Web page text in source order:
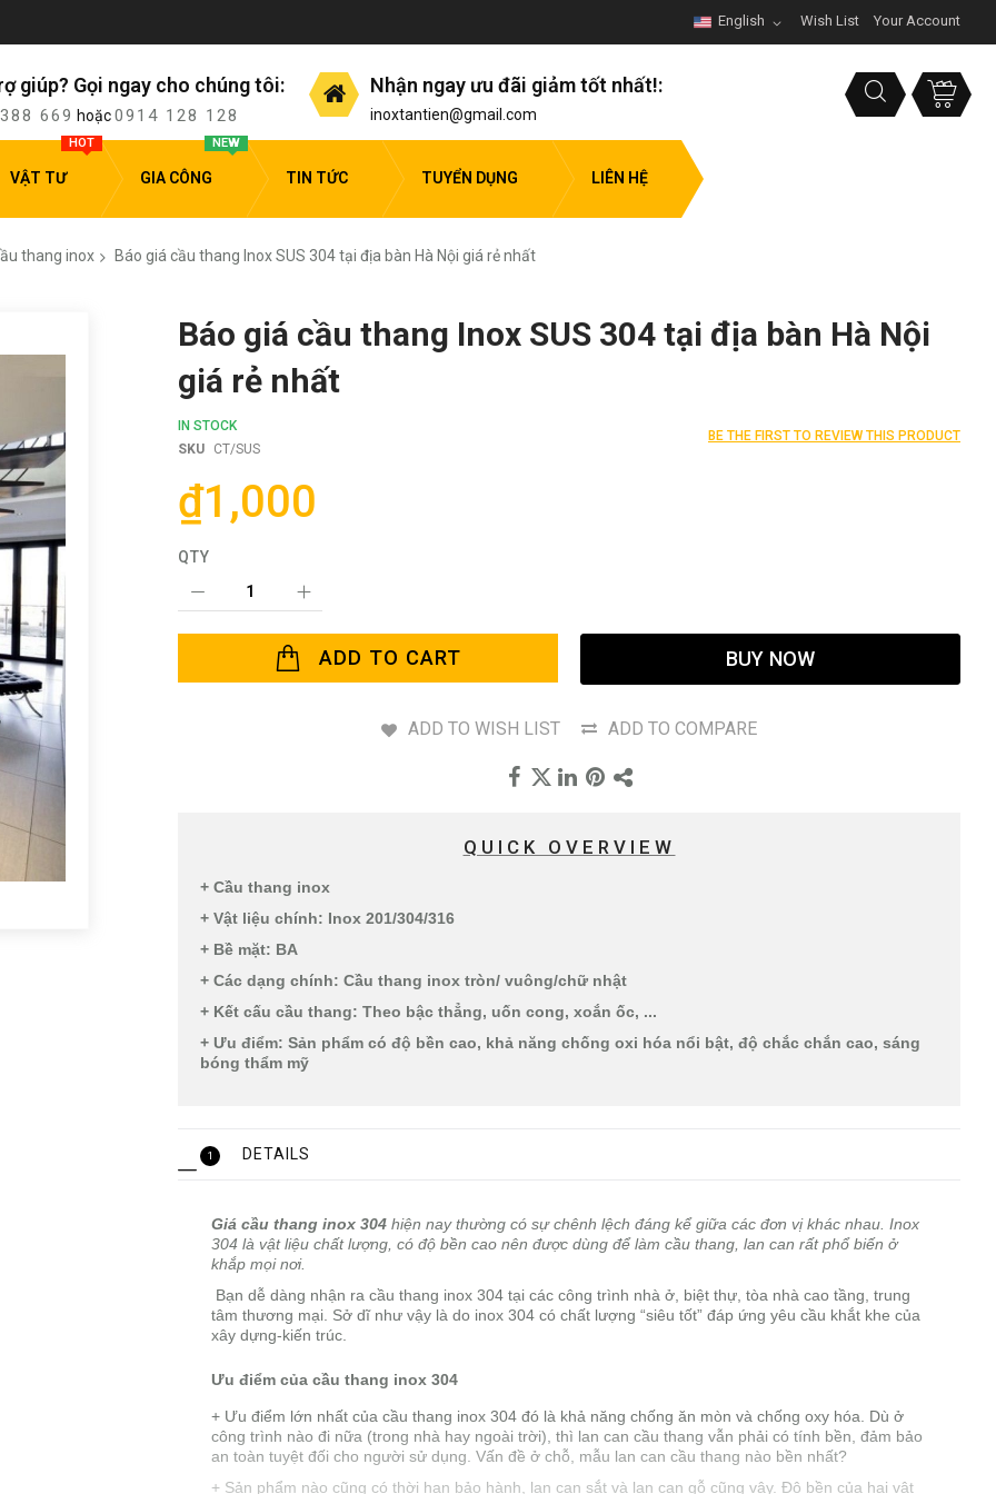
Wish List Your Account
English
giúp? Gọi ngay cho chúng tôi:
669 hoặc0914 128 128
Nhận ngay ưu đãi giảm tốt nhất!:
inoxtantien@gmail.com
VẬT TƯ
HOT
GIA CÔNG
NEW
TIN TỨC TUYỂN DỤNG LIÊN HỆ
thang inox Báo giá cầu thang Inox SUS 304 tại địa bàn Hà Nội giá rẻ nhất
Báo giá cầu thang Inox SUS 304 tại địa bàn Hà Nội
giá rẻ nhất
IN STOCK
SKU
CT/SUS
BE THE FIRST TO REVIEW THIS PRODUCT
₫1,000
QTY
ADD TO CART BUY NOW
ADD TO WISH LIST ADD TO COMPARE
QUICK OVERVIEW
+ Cầu thang inox
+ Vật liệu chính: Inox 201/304/316
+ Bề mặt: BA
+ Các dạng chính: Cầu thang inox tròn/ vuông/chữ nhật
+ Kết cấu cầu thang: Theo bậc thẳng, uốn cong, xoắn ốc, ...
+ Ưu điểm: Sản phẩm có độ bền cao, khả năng chống oxi hóa nổi bật, độ chắc chắn cao, sáng
bóng thẩm mỹ
1 DETAILS
Giá cầu thang inox 304 hiện nay thường có sự chênh lệch đáng kể giữa các đơn vị khác nhau. Inox
304 là vật liệu chất lượng, có độ bền cao nên được dùng để làm cầu thang, lan can rất phổ biến ở
khắp mọi nơi.
Bạn dễ dàng nhận ra cầu thang inox 304 tại các công trình nhà ở, biệt thự, tòa nhà cao tầng, trung
tâm thương mại. Sở dĩ như vậy là do inox 304 có chất lượng “siêu tốt” đáp ứng yêu cầu khắt khe của
xây dựng-kiến trúc.
Ưu điểm của cầu thang inox 304
+ Ưu điểm lớn nhất của cầu thang inox 304 đó là khả năng chống ăn mòn và chống oxy hóa. Dù ở
công trình nào đi nữa (trong nhà hay ngoài trời), thì lan can cầu thang vẫn phải có tính bền, đảm bảo
an toàn tuyệt đối cho người sử dụng. Vấn đề ở chỗ, mẫu lan can cầu thang nào bền nhất?
+ Sản phẩm nào cũng có thời hạn bảo hành, lan can sắt và lan can gỗ cũng vậy. Độ bền của hai vật